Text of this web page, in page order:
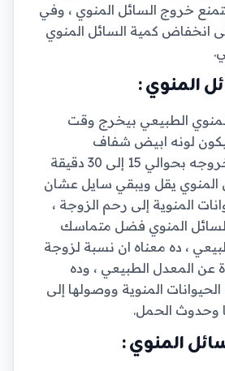
خروج السائل المنوي ، وفي
انخفاض كمية السائل المنوي
الطبيعي بيخرج وقت
لونه ابيض شفاف
ومتماسك ، وعند خروجه بحوالي 15 إلى 30 دقيقة
المنوي يقل ويبقي سايل عشان
المنوية إلى رحم الزوجة ،
السائل المنوي فضل متماسك
، ده معناه ان نسبة لزوجة
عن المعدل الطبيعي ، وده
المنوية ووصولها إلى
وحدوث الحمل.